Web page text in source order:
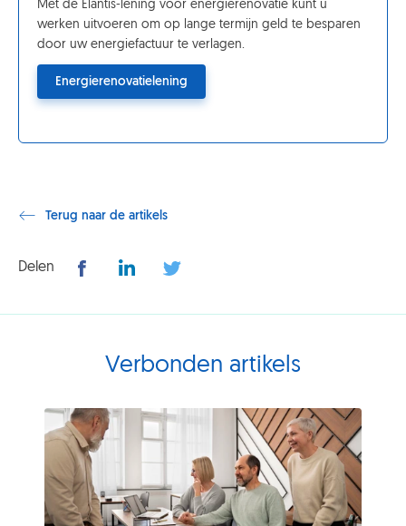
Met de Elantis-lening voor energierenovatie kunt u
werken uitvoeren om op lange termijn geld te besparen
door uw energiefactuur te verlagen.
Energierenovatielening
Terug naar de artikels
Delen
Verbonden artikels